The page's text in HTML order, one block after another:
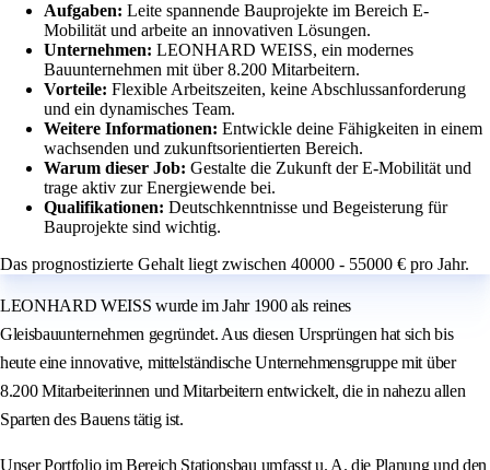
Aufgaben: Leite spannende Bauprojekte im Bereich E-
Mobilität und arbeite an innovativen Lösungen.
Unternehmen: LEONHARD WEISS, ein modernes
Bauunternehmen mit über 8.200 Mitarbeitern.
Vorteile: Flexible Arbeitszeiten, keine Abschlussanforderung
und ein dynamisches Team.
Weitere Informationen: Entwickle deine Fähigkeiten in einem
wachsenden und zukunftsorientierten Bereich.
Warum dieser Job: Gestalte die Zukunft der E-Mobilität und
trage aktiv zur Energiewende bei.
Qualifikationen: Deutschkenntnisse und Begeisterung für
Bauprojekte sind wichtig.
Das prognostizierte Gehalt liegt zwischen 40000 - 55000 € pro Jahr.
LEONHARD WEISS wurde im Jahr 1900 als reines
Gleisbauunternehmen gegründet. Aus diesen Ursprüngen hat sich bis
heute eine innovative, mittelständische Unternehmensgruppe mit über
8.200 Mitarbeiterinnen und Mitarbeitern entwickelt, die in nahezu allen
Sparten des Bauens tätig ist.
Unser Portfolio im Bereich Stationsbau umfasst u. A. die Planung und den